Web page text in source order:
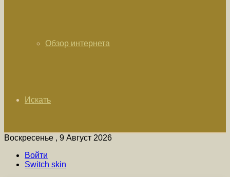
Обзор интернета
Искать
Воскресенье , 9 Август 2026
Войти
Switch skin